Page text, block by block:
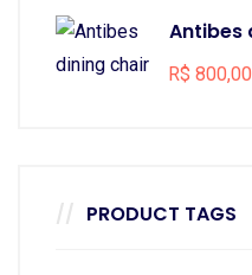
Antibes
R$ 800,00
PRODUCT TAGS